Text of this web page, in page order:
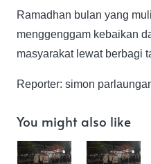
Ramadhan bulan yang
menggenggam kebaikan
masyarakat lewat berbagi
Reporter: simon
You might also like